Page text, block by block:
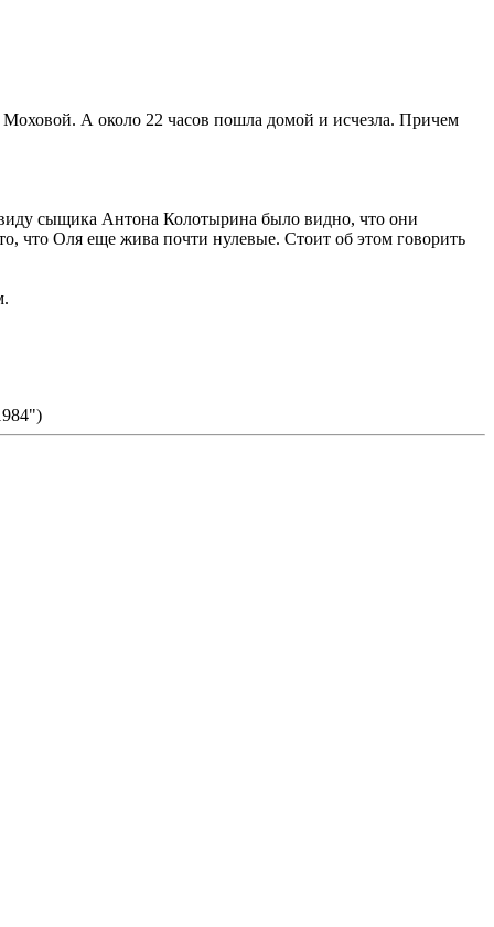
А около 22 часов пошла домой и исчезла. Причем
сыщика Антона Колотырина было видно, что они
что Оля еще жива почти нулевые. Стоит об этом говорить